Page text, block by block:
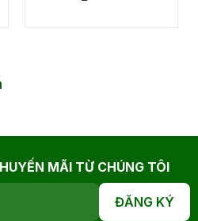
MÃI TỪ CHÚNG TÔI
ĐĂNG KÝ